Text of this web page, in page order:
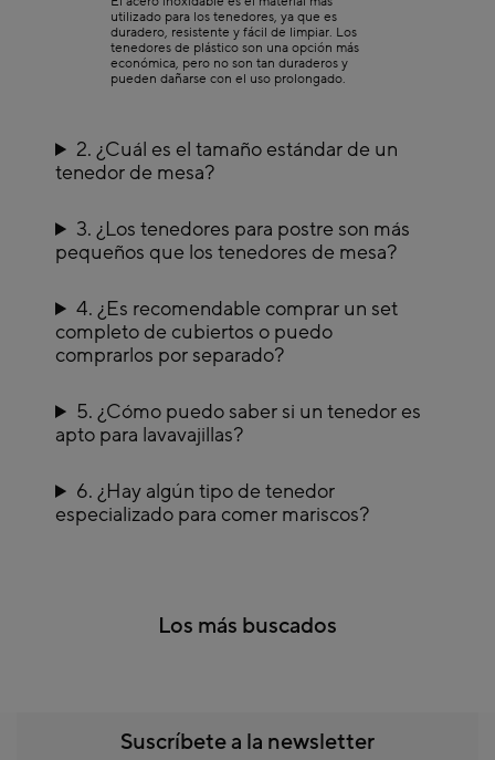
En Casa Viva puedes encontrar tenedores de postre sueltos o en sets,
perfectos para darle un toque especial a tus sobremesas o para complementar
habitual. Descubre nuestros tenedores de postre y haz estos
momentos dulces aún más especiales.
inoxidable. Este material garantiza una larga vida útil, resistencia a la corrosión
y facilidad de limpieza, sin renunciar al diseño.
ocasiones especiales.
En definitiva, renovar tus tenedores nunca ha sido tan fácil. En Casa Viva
piezas que combinan elegancia, funcionalidad y calidad.
utilizado para los tenedores, ya que es
duradero, resistente y fácil de limpiar. Los
tenedores de plástico son una opción más
económica, pero no son tan duraderos y
pueden dañarse con el uso prolongado.
2. ¿Cuál es el tamaño estándar de un
tenedor de mesa?
3. ¿Los tenedores para postre son más
pequeños que los tenedores de mesa?
4. ¿Es recomendable comprar un set
completo de cubiertos o puedo
comprarlos por separado?
5. ¿Cómo puedo saber si un tenedor es
apto para lavavajillas?
6. ¿Hay algún tipo de tenedor
especializado para comer mariscos?
Los más buscados
Suscríbete a la newsletter